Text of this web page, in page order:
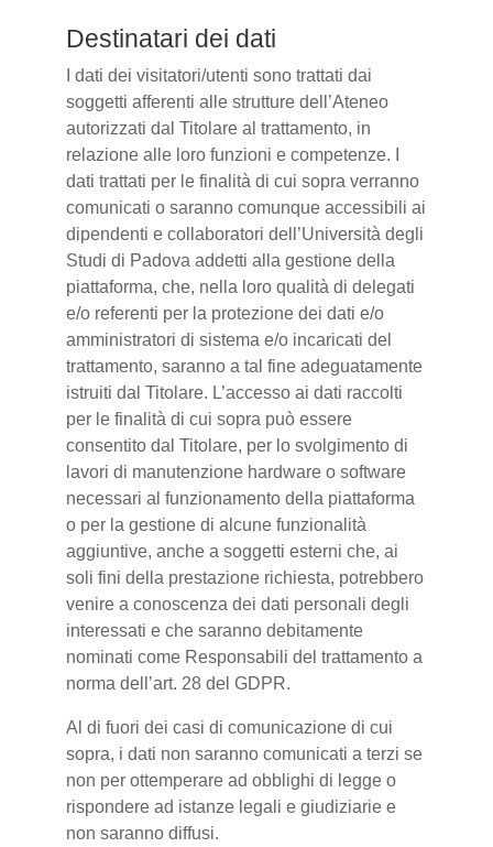
Destinatari dei dati
I dati dei visitatori/utenti sono trattati dai
soggetti afferenti alle strutture dell’Ateneo
autorizzati dal Titolare al trattamento, in
relazione alle loro funzioni e competenze. I
dati trattati per le finalità di cui sopra verranno
comunicati o saranno comunque accessibili ai
dipendenti e collaboratori dell’Università degli
Studi di Padova addetti alla gestione della
piattaforma, che, nella loro qualità di delegati
e/o referenti per la protezione dei dati e/o
amministratori di sistema e/o incaricati del
trattamento, saranno a tal fine adeguatamente
istruiti dal Titolare. L’accesso ai dati raccolti
per le finalità di cui sopra può essere
consentito dal Titolare, per lo svolgimento di
lavori di manutenzione hardware o software
necessari al funzionamento della piattaforma
o per la gestione di alcune funzionalità
aggiuntive, anche a soggetti esterni che, ai
soli fini della prestazione richiesta, potrebbero
venire a conoscenza dei dati personali degli
interessati e che saranno debitamente
nominati come Responsabili del trattamento a
norma dell’art. 28 del GDPR.
Al di fuori dei casi di comunicazione di cui
sopra, i dati non saranno comunicati a terzi se
non per ottemperare ad obblighi di legge o
rispondere ad istanze legali e giudiziarie e
non saranno diffusi.